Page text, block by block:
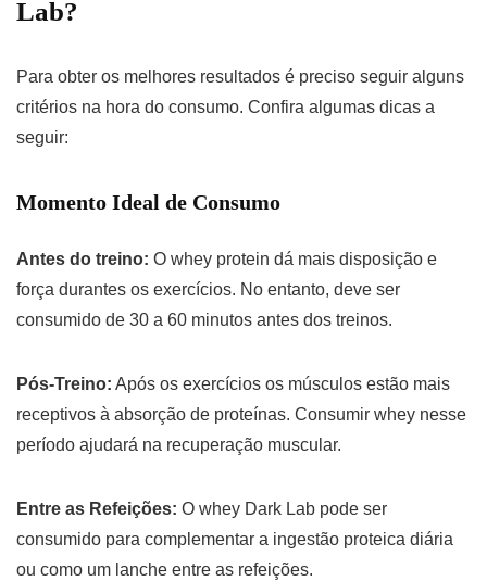
Lab?
Para obter os melhores resultados é preciso seguir alguns
critérios na hora do consumo. Confira algumas dicas a
seguir:
Momento Ideal de Consumo
Antes do treino: O whey protein dá mais disposição e
força durantes os exercícios. No entanto, deve ser
consumido de 30 a 60 minutos antes dos treinos.
Pós-Treino: Após os exercícios os músculos estão mais
receptivos à absorção de proteínas. Consumir whey nesse
período ajudará na recuperação muscular.
Entre as Refeições: O whey Dark Lab pode ser
consumido para complementar a ingestão proteica diária
ou como um lanche entre as refeições.